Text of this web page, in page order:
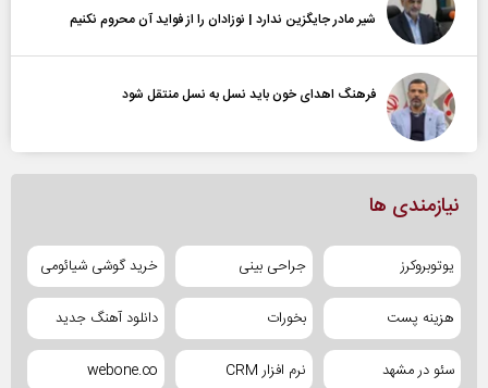
شیر مادر جایگزین ندارد | نوزادان را از فواید آن محروم نکنیم
فرهنگ اهدای خون باید نسل به نسل منتقل شود
نیازمندی ها
یوتوبروکرز جراحی بینی خرید گوشی شیائومی
هزینه پست بخورات دانلود آهنگ جدید
سئو در مشهد نرم افزار CRM webone.co